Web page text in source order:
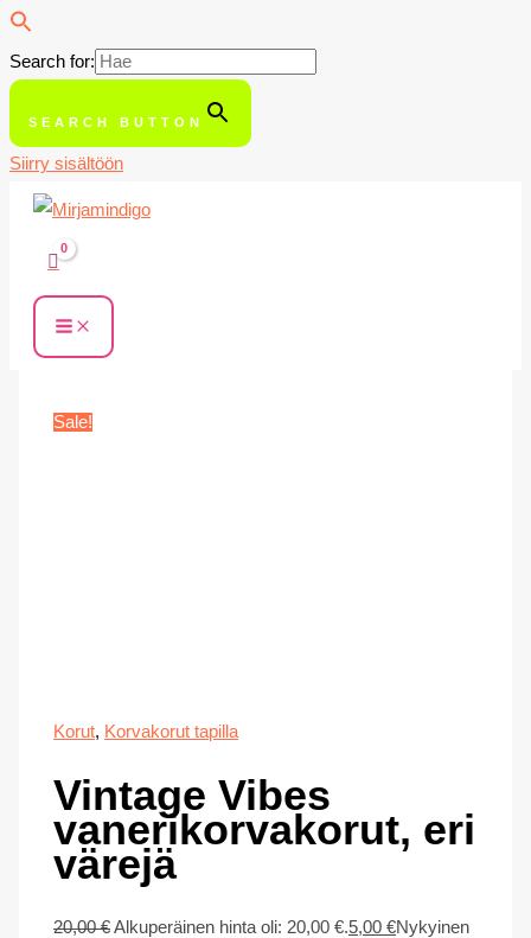
Search for:
SEARCH BUTTON
Siirry sisältöön
Sale!
Korut, Korvakorut tapilla
Vintage Vibes
vanerikorvakorut, eri
värejä
20,00€Alkuperäinen hinta oli: 20,00 €.5,00€Nykyinen